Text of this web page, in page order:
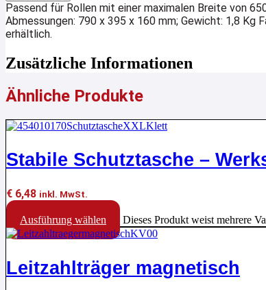
Passend für Rollen mit einer maximalen Breite von
Abmessungen: 790 x 395 x 160 mm; Gewicht: 1,8 Kg
erhältlich.
Zusätzliche Informationen
Ähnliche Produkte
Stabile Schutztasche –
€ 6,48 inkl. MwSt.
Ausführung wählen Dieses Produkt weist mehrere
Leitzahlträger magnetisch